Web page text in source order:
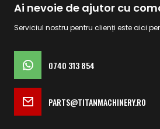
Ai nevoie de ajutor cu
Serviciul nostru pentru clienți este aici
0740 313 854
PARTS@TITANMACHINERY.RO